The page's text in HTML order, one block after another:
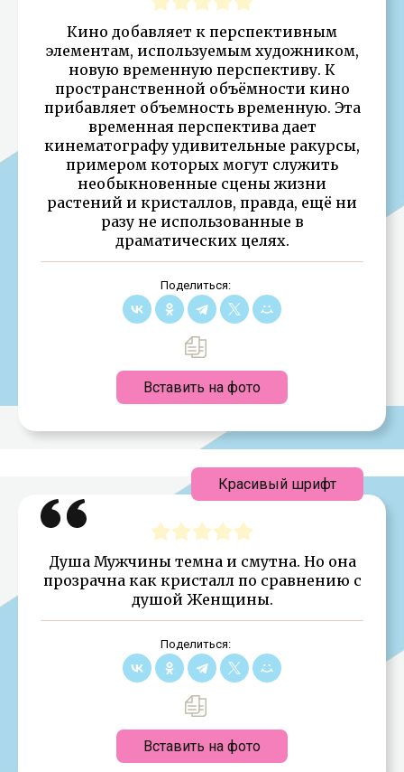
Кино добавляет к перспективным
элементам, используемым художником,
новую временную перспективу. К
пространственной объёмности кино
прибавляет объемность временную. Эта
временная перспектива дает
кинематографу удивительные ракурсы,
примером которых могут служить
необыкновенные сцены жизни
растений и кристаллов, правда, ещё ни
разу не использованные в
драматических целях.
Поделиться:
Вставить на фото
Душа Мужчины темна и смутна. Но она
прозрачна как кристалл по сравнению с
душой Женщины.
Поделиться:
Вставить на фото
Красивый шрифт